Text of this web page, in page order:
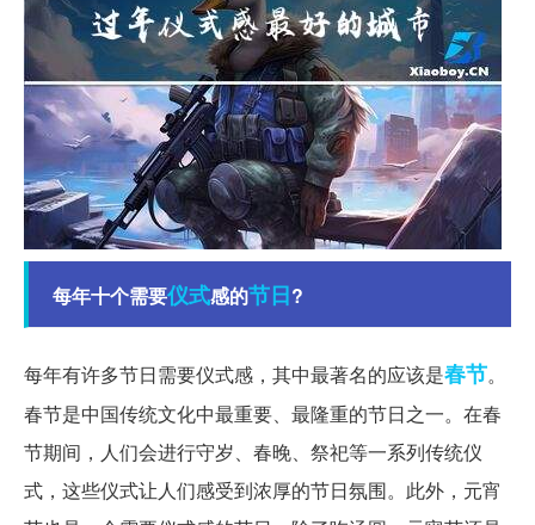
每年十个需要仪式感的节日?
每年有许多节日需要仪式感，其中最著名的应该是春节。
春节是中国传统文化中最重要、最隆重的节日之一。在春
节期间，人们会进行守岁、春晚、祭祀等一系列传统仪
式，这些仪式让人们感受到浓厚的节日氛围。此外，元宵